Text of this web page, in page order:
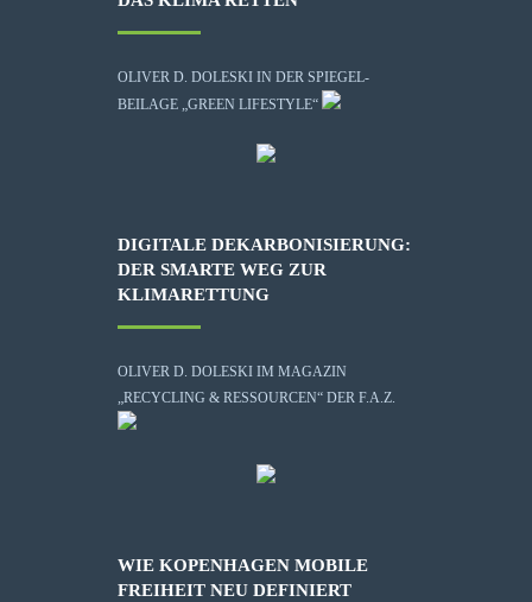
OLIVER D. DOLESKI IN DER SPIEGEL-
BEILAGE „GREEN LIFESTYLE“
DIGITALE DEKARBONISIERUNG:
DER SMARTE WEG ZUR
KLIMARETTUNG
OLIVER D. DOLESKI IM MAGAZIN
„RECYCLING & RESSOURCEN“ DER F.A.Z.
WIE KOPENHAGEN MOBILE
FREIHEIT NEU DEFINIERT